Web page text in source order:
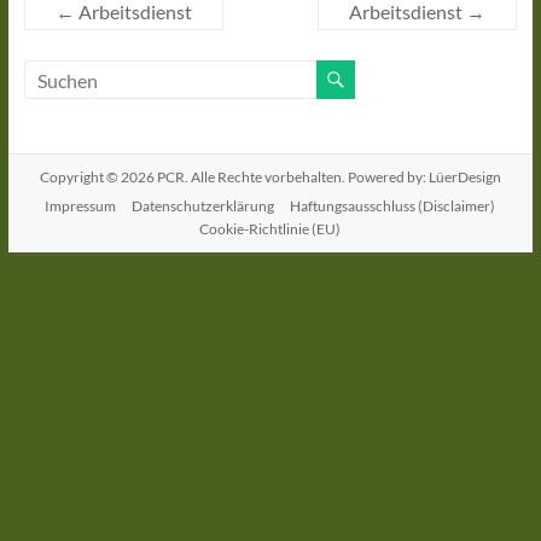
← Arbeitsdienst Arbeitsdienst →
Copyright © 2026 PCR. Alle Rechte vorbehalten. Powered by: LüerDesign
Impressum
Datenschutzerklärung
Haftungsausschluss (Disclaimer)
Cookie-Richtlinie (EU)